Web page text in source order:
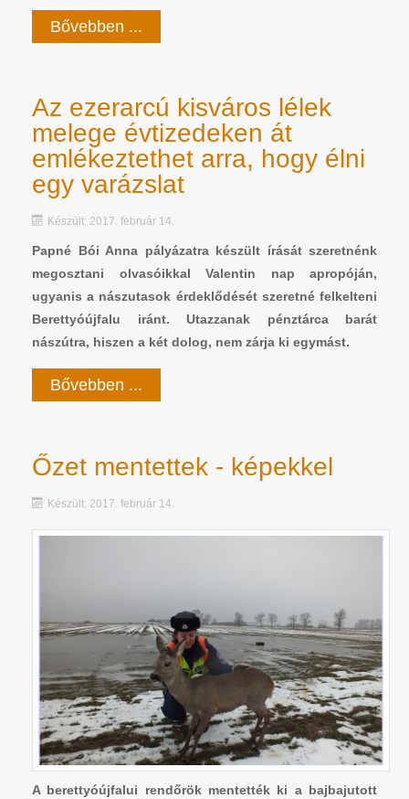
Bővebben ...
Az ezerarcú kisváros lélek
melege évtizedeken át
emlékeztethet arra, hogy élni
egy varázslat
Készült: 2017. február 14.
Papné Bói Anna pályázatra készült írását szeretnénk
megosztani olvasóikkal Valentin nap apropóján,
ugyanis a nászutasok érdeklődését szeretné felkelteni
Berettyóújfalu iránt. Utazzanak pénztárca barát
nászútra, hiszen a két dolog, nem zárja ki egymást.
Bővebben ...
Őzet mentettek - képekkel
Készült: 2017. február 14.
A berettyóújfalui rendőrök mentették ki a bajbajutott